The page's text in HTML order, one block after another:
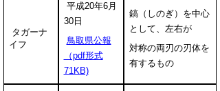
タガーナ
イフ
平成20年6月
30日
鳥取県公報
（pdf形式
71KB)
鎬（しのぎ）を中心
として、左右が
対称の両刃の刃体を
有するもの